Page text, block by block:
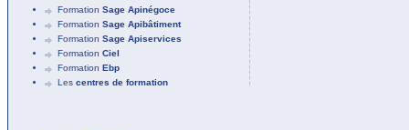
Formation Sage Apinégoce
Formation Sage Apibâtiment
Formation Sage Apiservices
Formation Ciel
Formation Ebp
Les centres de formation